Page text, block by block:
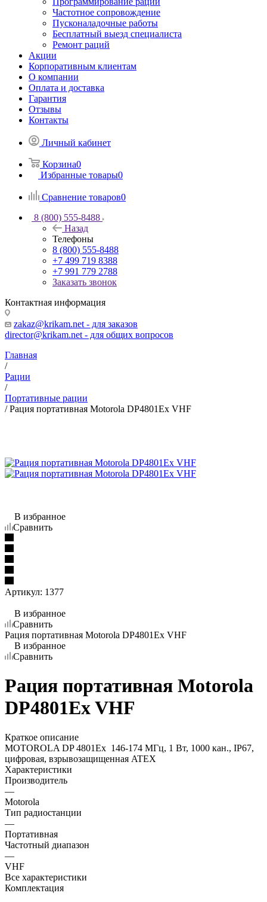
Частотное сопровождение
Пусконаладочные работы
Бесплатный выезд специалиста
Ремонт раций
Акции
Корпоративным клиентам
О компании
Оплата и доставка
Гарантия
Отзывы
Контакты
Личный кабинет
Корзина0
Избранные товары0
Сравнение товаров0
8 (800) 555-8488
Назад
Телефоны
8 (800) 555-8488
+7 499 719 8388
+7 991 779 2788
Заказать звонок
Контактная информация
zakaz@krikam.net - для заказов
director@krikam.net - для общих вопросов
Главная
/
Рации
/
Портативные рации
/Рация портативная Motorola DP4801Ex VHF
В избранное
Сравнить
Артикул: 1377
В избранное
Сравнить
Рация портативная Motorola DP4801Ex VHF
В избранное
Сравнить
Рация портативная Motorola
DP4801Ex VHF
Краткое описание
MOTOROLA DP 4801Ex 146-174 МГц, 1 Вт, 1000 кан., IP67,
цифровая, взрывозащищенная ATEX
Характеристики
Производитель
—
Motorola
Тип радиостанции
—
Портативная
Частотный диапазон
—
VHF
Все характеристики
Комплектация